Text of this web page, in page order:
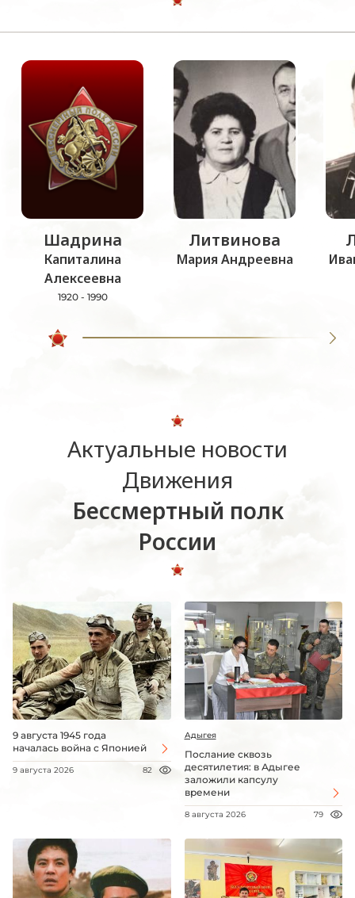
Шадрина
Капиталина
Алексеевна
1920 - 1990
Литвинова
Мария Андреевна
Актуальные новости
Движения
Бессмертный полк
России
9 августа 1945 года
началась война с Японией
9 августа 2026 82
Адыгея
Послание сквозь
десятилетия: в Адыгее
заложили капсулу
времени
8 августа 2026 79